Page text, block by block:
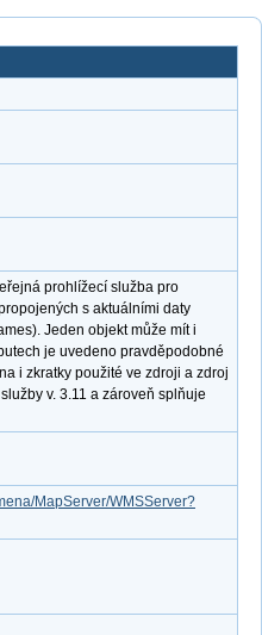
prohlížecí služba pro
s aktuálními daty
Jeden objekt může mít i
je uvedeno pravděpodobné
i zkratky použité ve zdroji a zdroj
v. 3.11 a zároveň splňuje
MapServer/WMSServer?